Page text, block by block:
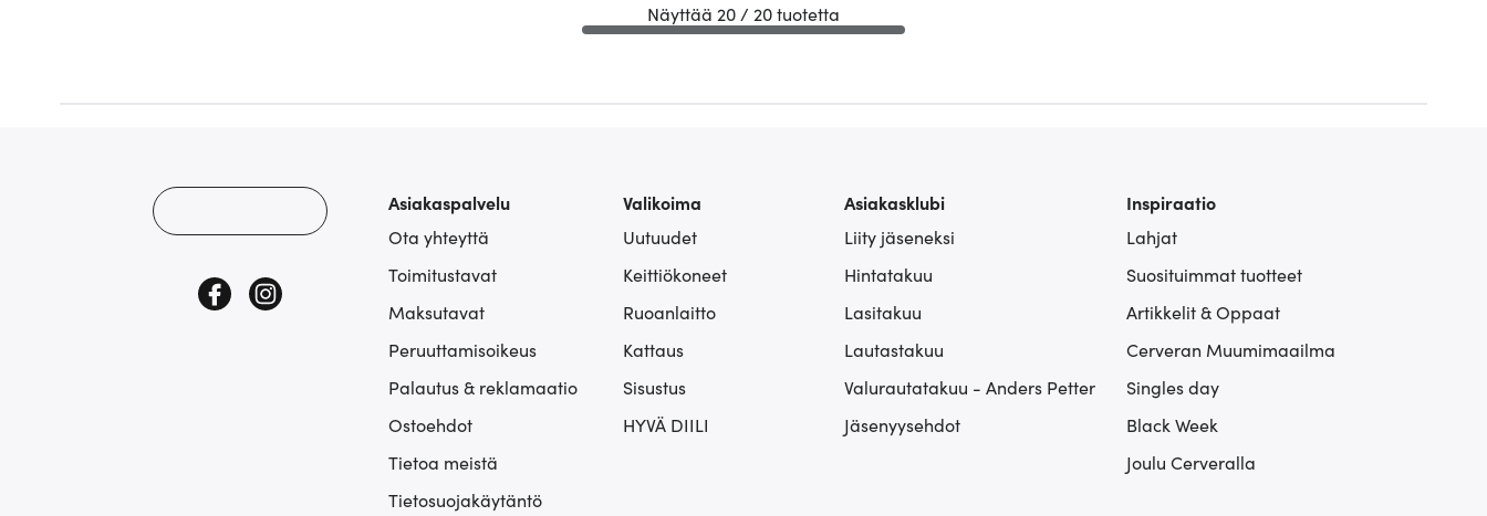
Näyttää 20 / 20 tuotetta
Asiakaspalvelu
Ota yhteyttä
Toimitustavat
Maksutavat
Peruuttamisoikeus
Palautus & reklamaatio
Ostoehdot
Tietoa meistä
Tietosuojakäytäntö
Valikoima
Uutuudet
Keittiökoneet
Ruoanlaitto
Kattaus
Sisustus
HYVÄ DIILI
Asiakasklubi
Liity jäseneksi
Hintatakuu
Lasitakuu
Lautastakuu
Valurautatakuu - Anders Petter
Jäsenyysehdot
Inspiraatio
Lahjat
Suosituimmat tuotteet
Artikkelit & Oppaat
Cerveran Muumimaailma
Singles day
Black Week
Joulu Cerveralla